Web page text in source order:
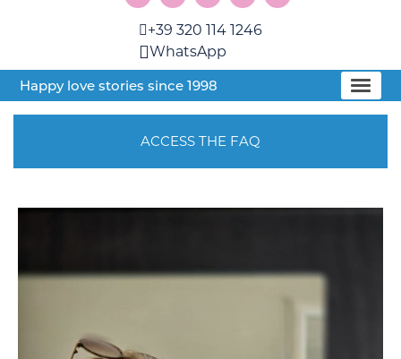
+39 320 114 1246
WhatsApp
Happy love stories since 1998
ACCESS THE FAQ